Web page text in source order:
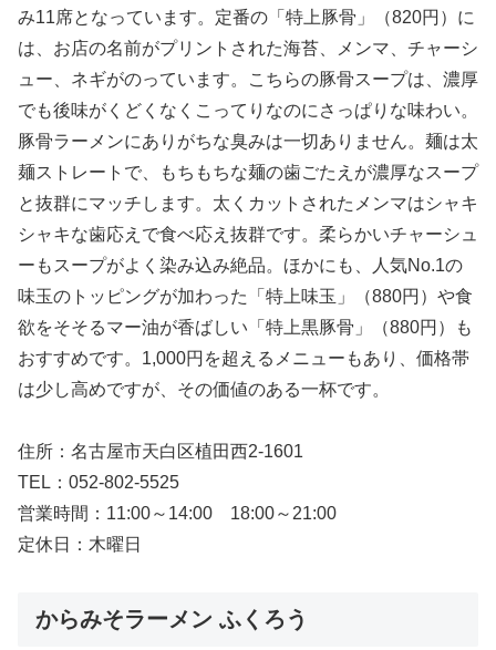
み11席となっています。定番の「特上豚骨」（820円）に
は、お店の名前がプリントされた海苔、メンマ、チャーシ
ュー、ネギがのっています。こちらの豚骨スープは、濃厚
でも後味がくどくなくこってりなのにさっぱりな味わい。
豚骨ラーメンにありがちな臭みは一切ありません。麺は太
麺ストレートで、もちもちな麺の歯ごたえが濃厚なスープ
と抜群にマッチします。太くカットされたメンマはシャキ
シャキな歯応えで食べ応え抜群です。柔らかいチャーシュ
ーもスープがよく染み込み絶品。ほかにも、人気No.1の
味玉のトッピングが加わった「特上味玉」（880円）や食
欲をそそるマー油が香ばしい「特上黒豚骨」（880円）も
おすすめです。1,000円を超えるメニューもあり、価格帯
は少し高めですが、その価値のある一杯です。
住所：名古屋市天白区植田西2-1601
TEL：052-802-5525
営業時間：11:00～14:00 18:00～21:00
定休日：木曜日
からみそラーメン ふくろう